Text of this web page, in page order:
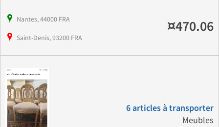
Nantes, 44000 FRA
Saint-Denis, 93200 FRA
¤470.06
6 articles à transporter
Meubles